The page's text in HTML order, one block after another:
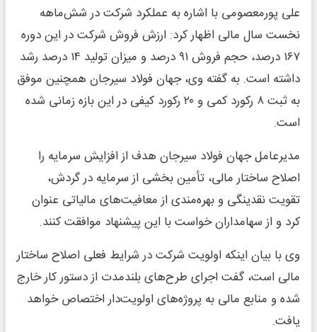
علی پورمعصومی با اشاره به عملکرد شرکت در شش‌ماهه
نخست سال مالی اظهار کرد: ارزش فروش شرکت در این دوره
۱۶۷ درصد، حجم فروش ۹۱ درصد و میزان تولید ۱۴ درصد رشد
داشته است. به گفته وی، جهان فولاد سیرجان همچنین موفق
به ثبت ۸ رکورد کمی و ۲۰ رکورد کیفی در این بازه زمانی شده
است.
مدیرعامل جهان فولاد سیرجان هدف از افزایش سرمایه را
اصلاح ساختار مالی، تأمین بخشی از سرمایه در گردش،
تقویت نقدینگی و بهره‌مندی از معافیت‌های مالیاتی عنوان
کرد و از سهامداران خواست با این پیشنهاد موافقت کنند.
وی با بیان اینکه اولویت شرکت در شرایط فعلی اصلاح ساختار
مالی است، گفت اجرای طرح‌های بلندمدت از دستور کار خارج
شده و منابع مالی به پروژه‌های اولویت‌دار اختصاص خواهد
یافت.